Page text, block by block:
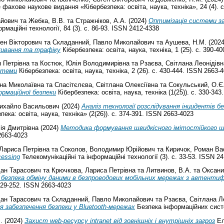
наукове видання «Кібербезпека: освіта, наука, техніка», 24 (4).
та Жебка, В.В. та Стражніков, А.А. (2024) Оптимізація системи
технології, 84 (3). с. 86-93. ISSN 2412-4338
Вікторович та Складанний, Павло Миколайович та Аушева, Н.М.
та трафіку Кібербезпека: освіта, наука, техніка, 1 (25). с. 390-
та Костюк, Юлія Володимирівната Рзаєва, Світлана
Кібербезпека: освіта, наука, техніка, 2 (26). с. 430-444. ISSN 2663-
Миколаївната Спасітєлєва, Світлана Олексіївната Сокульський,
безпеки Кібербезпека: освіта, наука, техніка (1(25)). с. 330-
Васильович (2024)Аналіз технології розслідування
освіта, наука, техніка» (2(26)). с. 374-391. ISSN 2663-4023
Дмитрівна (2024) Методика формування швидкісного імітостійкого
4023
Петрівна та Соколов, Володимир Юрійович та Киричок, Роман
Телекомунікаційні та інформаційні технології (3). с. 33-53. ISSN
Тарасович та Крючкова, Лариса Петрівната Литвинов, В.А. та
обміну даними в безпроводових мобільних мережах з
252. ISSN 2663-4023
Тарасович та Складанний, Павло Миколайович та Рзаєва, Світлана
безпеки у Bluetooth-мережах Безпека інформаційних
(2024) Захист web-ресурсу intranet від зовнішніх і внутрішніх загроз